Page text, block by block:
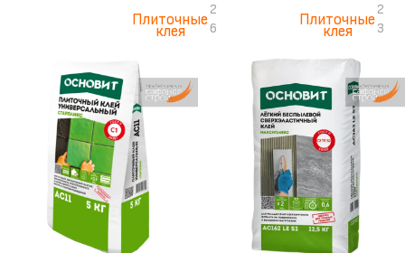
Плиточные
клея
2
6
Плиточные
клея
2
3